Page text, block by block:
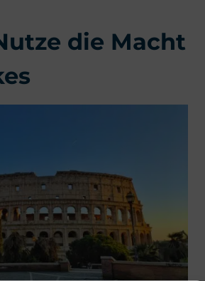
die Macht